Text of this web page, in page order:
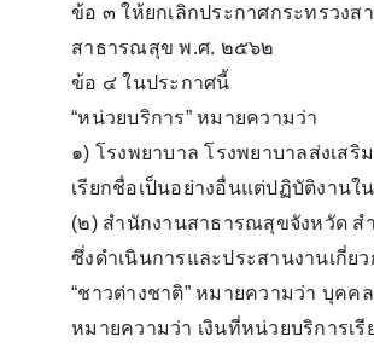
ข้อ ๓ ให้ยกเลิกประกาศกระทรวง
สาธารณสุข พ.ศ. ๒๕๖๒
ข้อ ๔ ในประกาศนี้
“หน่วยบริการ” หมายความว่า
๑) โรงพยาบาล โรงพยาบาลส่งเส
เรียกชื่อเป็นอย่างอื่นแต่ปฏิบัติงาน
(๒) สํานักงานสาธารณสุขจังหวัด
ซึ่งดําเนินการและประสานงานเกี่
“ชาวต่างชาติ” หมายความว่า บุค
หมายความว่า เงินที่หน่วยบริการเ